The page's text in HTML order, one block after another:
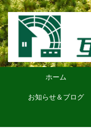
ホーム
お知らせ＆ブログ